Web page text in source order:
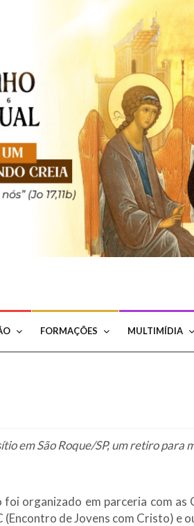
FORMAÇÕES MULTIMÍDIA
em São Roque/SP, um retiro para
foi organizado em parceria com as
(Encontro de Jovens com Cristo) e